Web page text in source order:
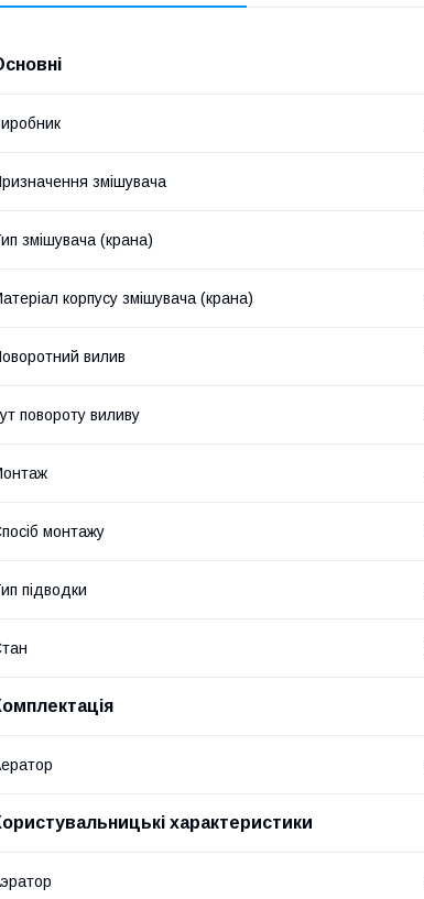
змішувача
змішувача (крана)
корпусу змішувача (крана)
вилив
повороту виливу
монтажу
підводки
характеристики